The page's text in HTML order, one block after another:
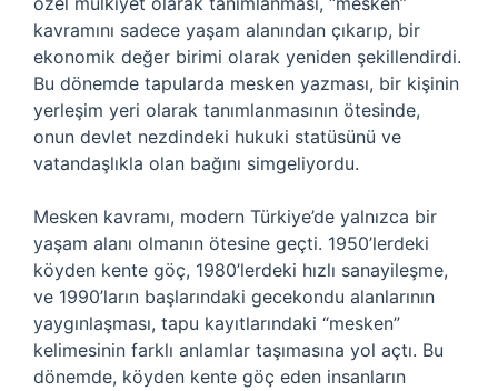
kavramını sadece yaşam alanından çıkarıp, bir
ekonomik değer birimi olarak yeniden şekillendirdi.
Bu dönemde tapularda mesken yazması, bir kişinin
yerleşim yeri olarak tanımlanmasının ötesinde,
onun devlet nezdindeki hukuki statüsünü ve
vatandaşlıkla olan bağını simgeliyordu.
Mesken kavramı, modern Türkiye’de yalnızca bir
yaşam alanı olmanın ötesine geçti. 1950’lerdeki
köyden kente göç, 1980’lerdeki hızlı sanayileşme,
ve 1990’ların başlarındaki gecekondu alanlarının
yaygınlaşması, tapu kayıtlarındaki “mesken”
kelimesinin farklı anlamlar taşımasına yol açtı. Bu
dönemde, köyden kente göç eden insanların